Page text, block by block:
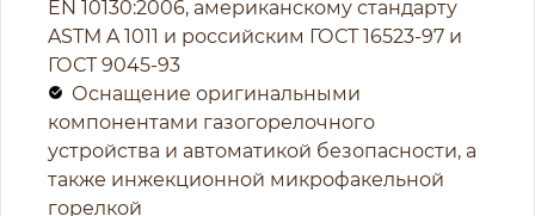
EN 10130:2006, американскому стандарту
ASTM A 1011 и российским ГОСТ 16523-97 и
ГОСТ 9045-93
Оснащение оригинальными
компонентами газогорелочного
устройства и автоматикой безопасности, а
также инжекционной микрофакельной
горелкой